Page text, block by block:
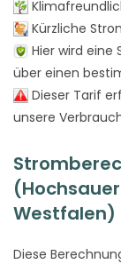
Kürzliche
Hier wird eine
über einen
Dieser Tarif
unsere
Westfalen)
Diese